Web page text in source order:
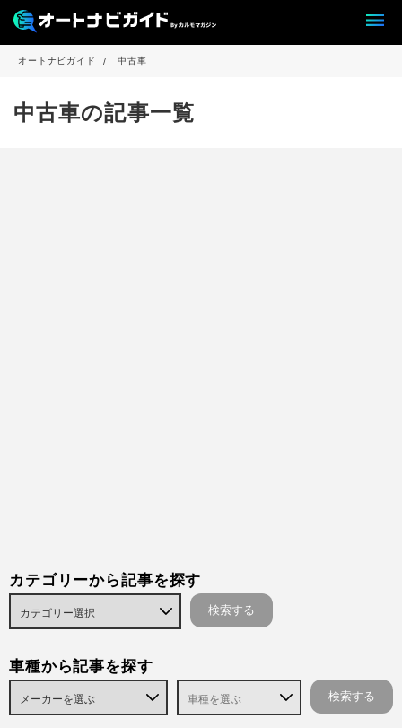
オートナビガイド 中古車
中古車の記事一覧
カテゴリーから記事を探す
車種から記事を探す